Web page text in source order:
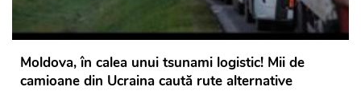
Moldova, în calea unui tsunami logistic! Mii de
camioane din Ucraina caută rute alternative